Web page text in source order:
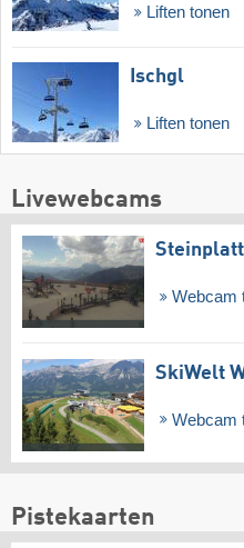
Liften tonen
Ischgl
Liften tonen
Livewebcams
Webcam
SkiWelt
Webcam
Pistekaarten